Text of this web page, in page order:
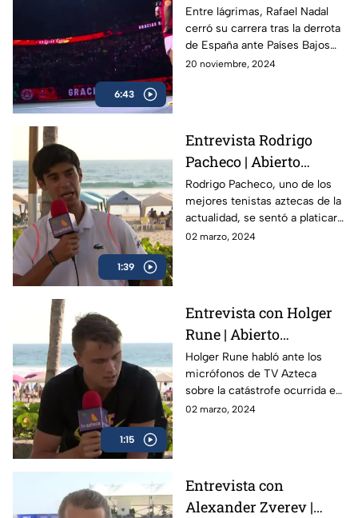
6:43
lágrimas
Entre lágrimas, Rafael Nadal
cerró su carrera tras la derrota
de España ante Países Bajos
en la Copa Davis, dejando un
20 noviembre, 2024
1:39
Entrevista Rodrigo
Pacheco | Abierto
Mexicano de Tenis
Rodrigo Pacheco, uno de los
mejores tenistas aztecas de la
actualidad, se sentó a platicar
con TV Azteca previo al
02 marzo, 2024
1:15
Entrevista con Holger
Rune | Abierto
Mexicano de Tenis
Holger Rune habló ante los
micrófonos de TV Azteca
sobre la catástrofe ocurrida en
Acapulco y como el Abierto
02 marzo, 2024
Entrevista con
Alexander Zverev |